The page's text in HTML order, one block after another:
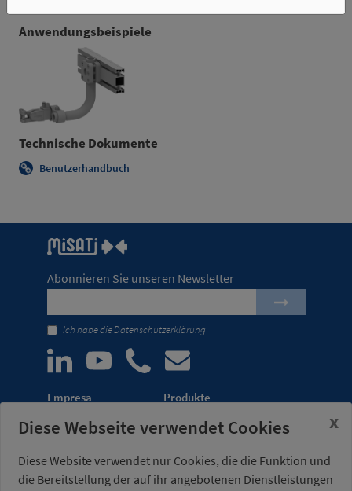
Anwendungsbeispiele
Technische Dokumente
Benutzerhandbuch
Abonnieren Sie unseren Newsletter
Ich habe dieDatenschutzerklärung
Empresa
Unternehmen
Messen
Vertriebsnetz
Produkte
Automatisierung von
Leichtbau-Robotergreifer
Kraftspanner für
Diese Webseite verwendet Cookies
Diese Website verwendet nur Cookies, die die Funktion und
die Bereitstellung der auf ihr angebotenen Dienstleistungen
x